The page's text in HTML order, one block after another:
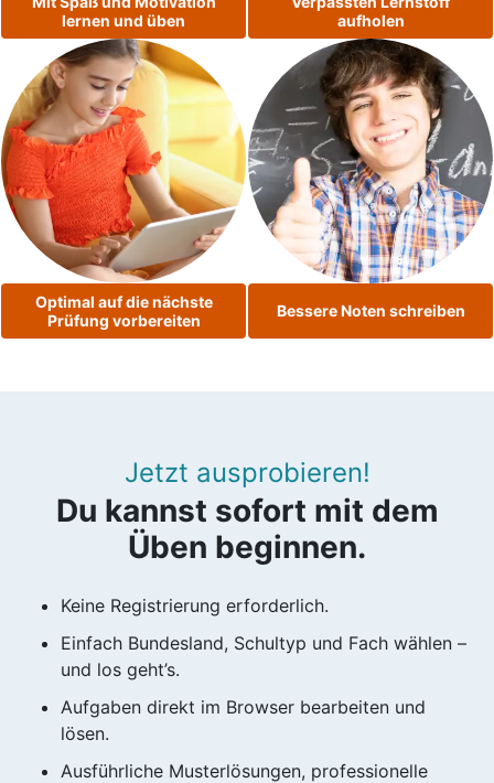
lernen und üben
aufholen
Optimal auf die nächste
Prüfung vorbereiten
Bessere Noten schreiben
Jetzt ausprobieren!
Du kannst sofort mit dem
Üben beginnen.
Keine Registrierung erforderlich.
Einfach Bundesland, Schultyp und Fach wählen –
und los geht’s.
Aufgaben direkt im Browser bearbeiten und
lösen.
Ausführliche Musterlösungen, professionelle